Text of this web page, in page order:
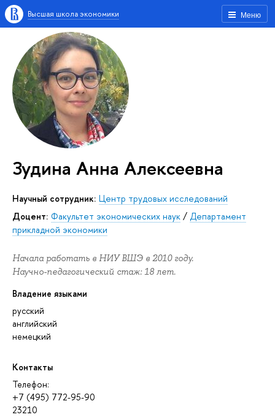
Меню
Высшая школа экономики
Зудина Анна Алексеевна
научный сотрудник: Центр трудовых исследований
Доцент: Факультет экономических наук / Департамент
прикладной экономики
Начала работать в НИУ ВШЭ в 2010 году.
Научно-педагогический стаж: 18 лет.
Владение языками
русский
английский
немецкий
Контакты
Телефон:
+7 (495) 772-95-90
23210